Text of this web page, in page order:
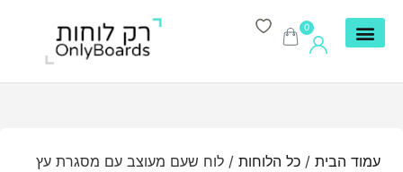
0
עמוד הבית / כל הלוחות / לוח שעם מעוצב עם מסגרת עץ